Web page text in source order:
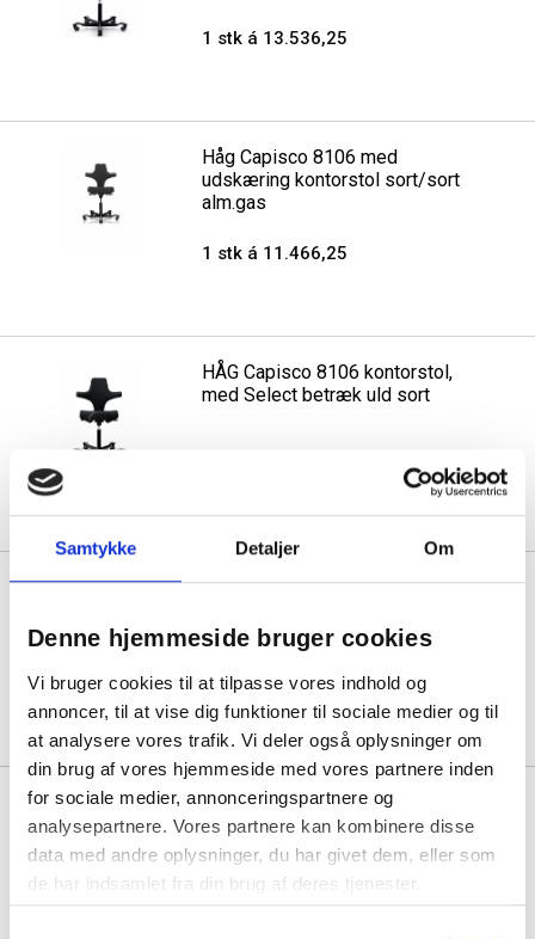
Samtykke Detaljer Om
Denne hjemmeside bruger cookies
Vi bruger cookies til at tilpasse vores indhold og
annoncer, til at vise dig funktioner til sociale medier og til
at analysere vores trafik. Vi deler også oplysninger om
din brug af vores hjemmeside med vores partnere inden
for sociale medier, annonceringspartnere og
analysepartnere. Vores partnere kan kombinere disse
data med andre oplysninger, du har givet dem, eller som
de har indsamlet fra din brug af deres tjenester.
1 stk á 13.536,25
Håg Capisco 8106 med
udskæring kontorstol sort/sort
alm.gas
1 stk á 11.466,25
HÅG Capisco 8106 kontorstol,
med Select betræk uld sort
HÅG Gaslift 265mm SB sølv incl
1 stk á 3.631,25
Håg Creed 6002 BB med armlæn
sort stof og stel